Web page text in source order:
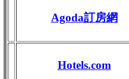
Agoda訂房網
Hotels.com